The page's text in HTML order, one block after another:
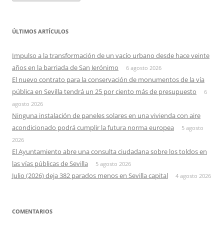
ÚLTIMOS ARTÍCULOS
Impulso a la transformación de un vacío urbano desde hace veinte
años en la barriada de San Jerónimo
6 agosto 2026
El nuevo contrato para la conservación de monumentos de la vía
pública en Sevilla tendrá un 25 por ciento más de presupuesto
6
agosto 2026
Ninguna instalación de paneles solares en una vivienda con aire
acondicionado podrá cumplir la futura norma europea
5 agosto
2026
El Ayuntamiento abre una consulta ciudadana sobre los toldos en
las vías públicas de Sevilla
5 agosto 2026
Julio (2026) deja 382 parados menos en Sevilla capital 4 agosto 2026
COMENTARIOS